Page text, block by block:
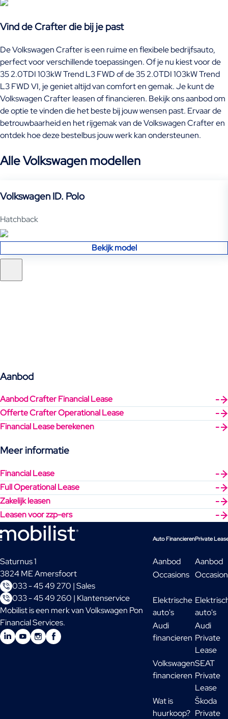
Vind de Crafter die bij je past
De Volkswagen Crafter is een ruime en flexibele bedrijfsauto,
perfect voor verschillende toepassingen. Of je nu kiest voor de
35 2.0TDI 103kW Trend L3 FWD of de 35 2.0TDI 103kW Trend
L3 FWD VI, je geniet altijd van comfort en gemak. Je kunt de
Volkswagen Crafter leasen of financieren. Bekijk ons aanbod om
de optie te vinden die het beste bij jouw wensen past. Ervaar de
betrouwbaarheid en het rijgemak van de Volkswagen Crafter en
ontdek hoe deze bestelbus jouw werk kan ondersteunen.
Alle Volkswagen modellen
Volkswagen ID. Polo
Hatchback
Bekijk model
Aanbod
Aanbod Crafter Financial Lease
Offerte Crafter Operational Lease
Financial Lease berekenen
Meer informatie
Financial Lease
Full Operational Lease
Zakelijk leasen
Leasen voor zzp-ers
Saturnus 1
3824 ME Amersfoort
033 - 45 49 270 | Sales
033 - 45 49 260 | Klantenservice
Mobilist is een merk van Volkswagen Pon
Financial Services.
Auto Financieren
Aanbod
Occasions
Elektrische
auto's
Audi
financieren
Volkswagen
financieren
Wat is
huurkoop?
Private
Aanbod
auto's
Audi
Private
Lease
SEAT
Private
Lease
Škoda
Private